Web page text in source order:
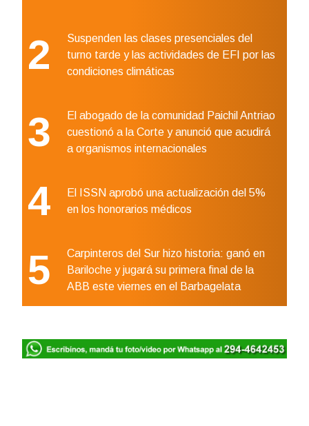
2
Suspenden las clases presenciales del
turno tarde y las actividades de EFI por las
condiciones climáticas
3
El abogado de la comunidad Paichil Antriao
cuestionó a la Corte y anunció que acudirá
a organismos internacionales
4
El ISSN aprobó una actualización del 5%
en los honorarios médicos
5
Carpinteros del Sur hizo historia: ganó en
Bariloche y jugará su primera final de la
ABB este viernes en el Barbagelata